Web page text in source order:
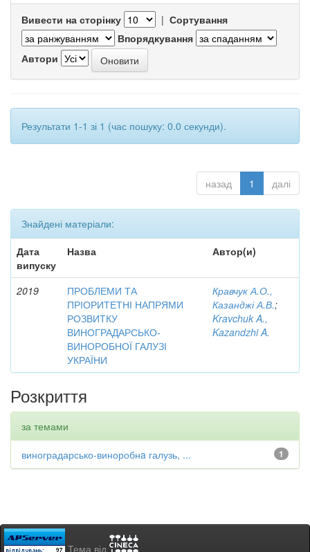
Вивести на сторінку | Сортування
Впорядкування
Автори
Результати 1-1 зі 1 (час пошуку: 0.0 секунди).
назад 1 далі
Знайдені матеріали:
Дата
випуску
Назва Автор(и)
2019
ПРОБЛЕМИ ТА
ПРІОРИТЕТНІ НАПРЯМИ
РОЗВИТКУ
ВИНОГРАДАРСЬКО-
ВИНОРОБНОЇ ГАЛУЗІ
УКРАЇНИ
Кравчук А.О.,
Казанджі А.В.;
Kravchuk A.,
Kazandzhi A.
Розкриття
за темами
1
виноградарсько-виноробнa галузь, ...
Тема від